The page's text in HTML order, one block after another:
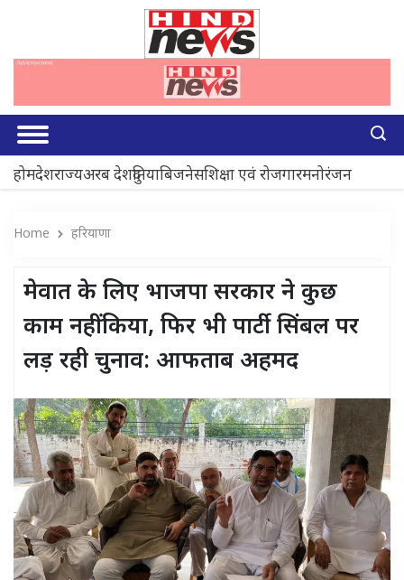
होमदेशराज्यअरब देशदुनियाबिजनेसशिक्षा एवं रोजगारमनोरंजन
Home हरियाणा
मेवात के लिए भाजपा सरकार ने कुछ
काम नहीं किया, फिर भी पार्टी सिंबल पर
लड़ रही चुनाव: आफताब अहमद